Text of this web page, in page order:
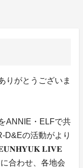
りがとうございま
ANNIE・ELFで共
D&Eの活動がより
𝐄𝐔𝐍𝐇𝐘𝐔𝐊 𝐋𝐈𝐕𝐄
に合わせ、各地会